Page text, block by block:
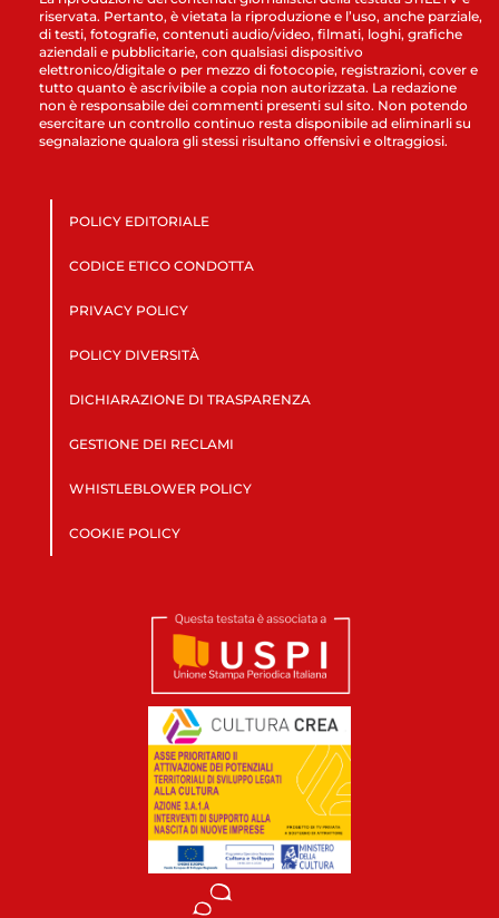
riservata. Pertanto, è vietata la riproduzione e l’uso, anche parziale,
di testi, fotografie, contenuti audio/video, filmati, loghi, grafiche
aziendali e pubblicitarie, con qualsiasi dispositivo
elettronico/digitale o per mezzo di fotocopie, registrazioni, cover e
tutto quanto è ascrivibile a copia non autorizzata. La redazione
non è responsabile dei commenti presenti sul sito. Non potendo
esercitare un controllo continuo resta disponibile ad eliminarli su
segnalazione qualora gli stessi risultano offensivi e oltraggiosi.
POLICY EDITORIALE
CODICE ETICO CONDOTTA
PRIVACY POLICY
POLICY DIVERSITÀ
DICHIARAZIONE DI TRASPARENZA
GESTIONE DEI RECLAMI
WHISTLEBLOWER POLICY
COOKIE POLICY